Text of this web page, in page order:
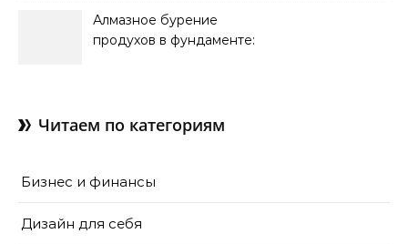
Алмазное бурение
продухов в фундаменте:
Читаем по категориям
Бизнес и финансы
Дизайн для себя